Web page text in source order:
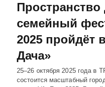
Пространство
семейный
2025 пройдёт
Дача»
25–26 октября 2025 года
состоится масштабный